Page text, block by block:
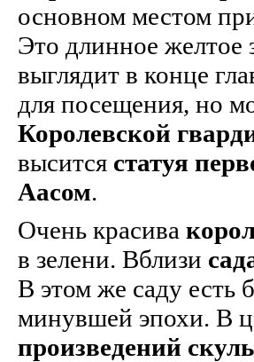
основном местом
Это длинное желтое
выглядит в конце
для посещения, но
Королевской
высится статуя
Аасом.
Очень красива
в зелени. Вблизи
В этом же саду есть
минувшей эпохи. В
произведений